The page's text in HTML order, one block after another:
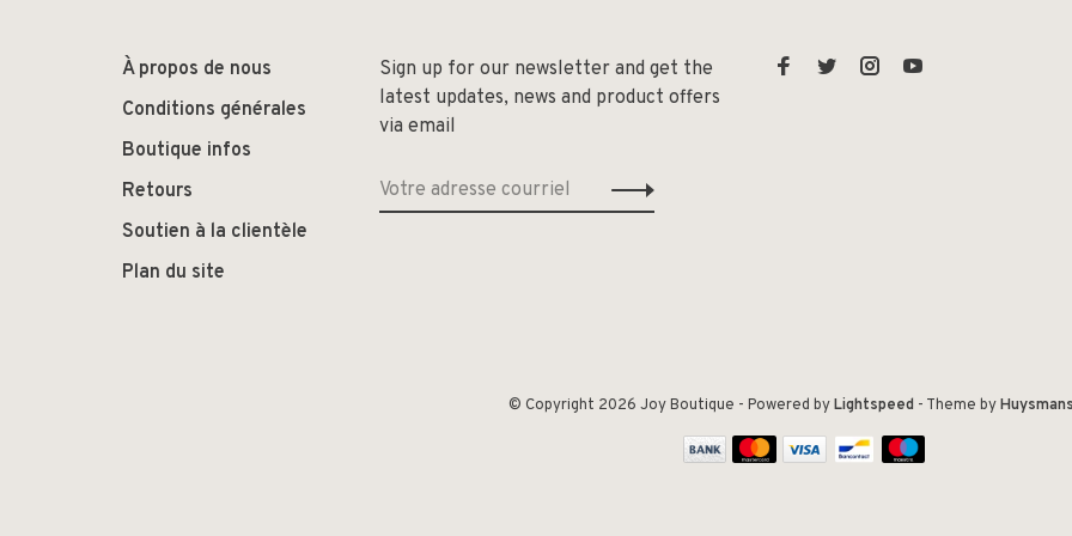
À propos de nous
Conditions générales
Boutique infos
Retours
Soutien à la clientèle
Plan du site
Sign up for our newsletter and get the
latest updates, news and product offers
via email
© Copyright 2026 Joy Boutique - Powered byLightspeed- Theme by